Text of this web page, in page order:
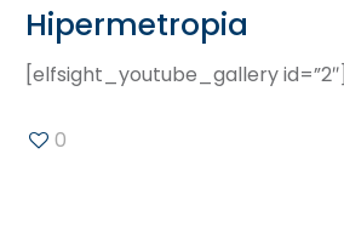
Hipermetropia
[elfsight_youtube_gallery id=”2″]
0